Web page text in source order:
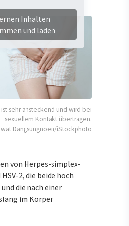
Inhalten
und laden
sehr ansteckend und wird bei
sexuellem Kontakt übertragen.
Dangsungnoen/iStockphoto
von Herpes-simplex-
HSV-2, die beide hoch
die nach einer
im Körper